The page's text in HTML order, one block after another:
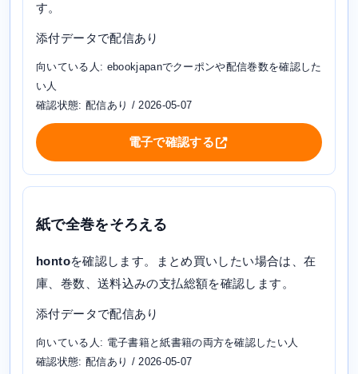
す。
添付データで配信あり
向いている人: ebookjapanでクーポンや配信巻数を確認した
い人
確認状態: 配信あり / 2026-05-07
電子で確認する
紙で全巻をそろえる
hontoを確認します。まとめ買いしたい場合は、在
庫、巻数、送料込みの支払総額を確認します。
添付データで配信あり
向いている人: 電子書籍と紙書籍の両方を確認したい人
確認状態: 配信あり / 2026-05-07